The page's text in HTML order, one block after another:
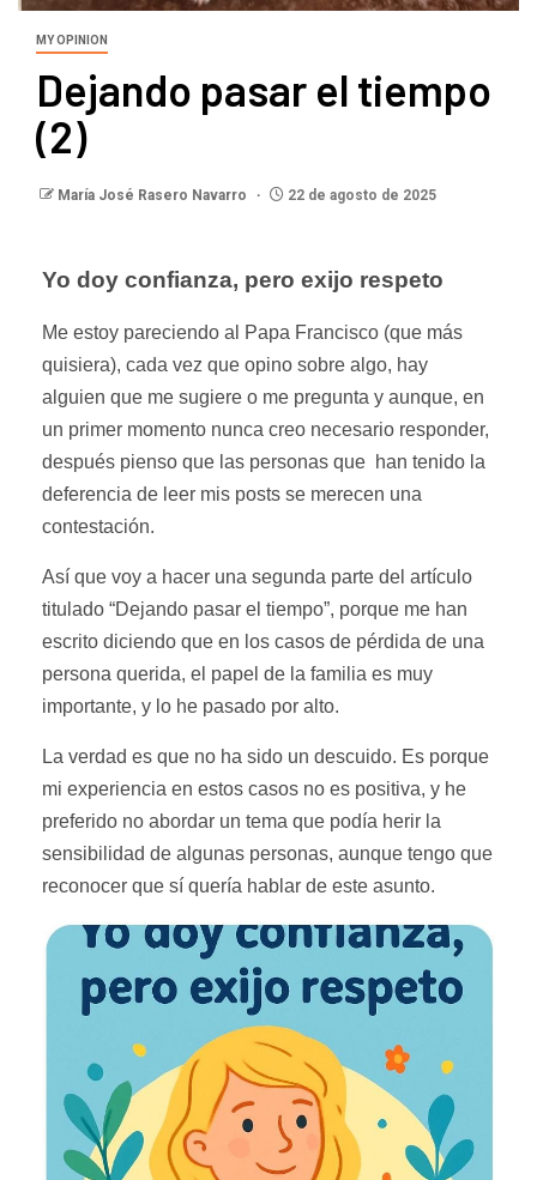
MY OPINION
Dejando pasar el tiempo
(2)
María José Rasero Navarro 22 de agosto de 2025
Yo doy confianza, pero exijo respeto
Me estoy pareciendo al Papa Francisco (que más
quisiera), cada vez que opino sobre algo, hay
alguien que me sugiere o me pregunta y aunque, en
un primer momento nunca creo necesario responder,
después pienso que las personas que han tenido la
deferencia de leer mis posts se merecen una
contestación.
Así que voy a hacer una segunda parte del artículo
titulado “Dejando pasar el tiempo”, porque me han
escrito diciendo que en los casos de pérdida de una
persona querida, el papel de la familia es muy
importante, y lo he pasado por alto.
La verdad es que no ha sido un descuido. Es porque
mi experiencia en estos casos no es positiva, y he
preferido no abordar un tema que podía herir la
sensibilidad de algunas personas, aunque tengo que
reconocer que sí quería hablar de este asunto.